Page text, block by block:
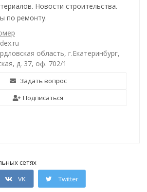
Новости строительства.
по ремонту.
область, г.Екатеринбург,
д. 37, оф. 702/1
Задать вопрос
Подписаться
сетях
VK Twitter